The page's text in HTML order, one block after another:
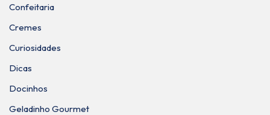
Confeitaria
Cremes
Curiosidades
Dicas
Docinhos
Geladinho Gourmet